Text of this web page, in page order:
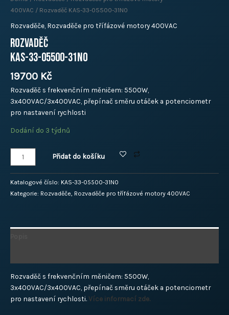
400VAC / Rozvaděč KAS-33-05500-31N0
Rozvaděče Rozvaděče pro třífázové motory 400VAC
Rozvaděč
KAS-33-05500-31N0
19700 Kč
Rozvaděč s frekvenčním měničem: 5500W,
3x400VAC/3x400VAC, přepínač směru otáček a potenciometr
pro nastavení rychlosti
Dodání do 3 týdnů
Přidat do košíku
Katalogové číslo: KAS-33-05500-31N0
Kategorie: Rozvaděče, Rozvaděče pro třífázové motory 400VAC
Rozvaděč s frekvenčním měničem: 5500W,
3x400VAC/3x400VAC, přepínač směru otáček a potenciometr
pro nastavení rychlosti. Více informací zde.